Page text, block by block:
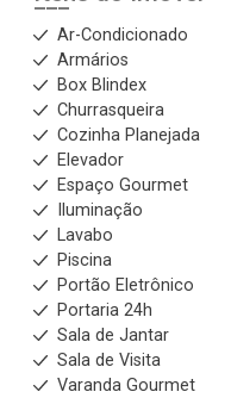
Ar-Condicionado
Armários
Box Blindex
Churrasqueira
Cozinha Planejada
Elevador
Espaço Gourmet
Iluminação
Lavabo
Piscina
Portão Eletrônico
Portaria 24h
Sala de Jantar
Sala de Visita
Varanda Gourmet